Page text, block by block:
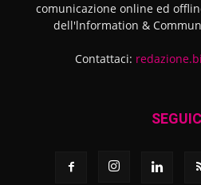
comunicazione online ed
dell'lnformation &
Contattaci: